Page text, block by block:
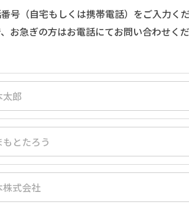
号（自宅もしくは携帯電話）をご入力くだ
お急ぎの方はお電話にてお問い合わせくだ